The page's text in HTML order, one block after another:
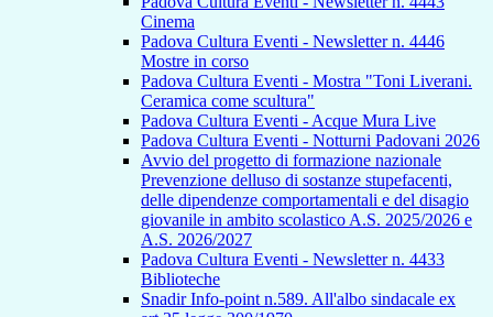
Cinema
Padova Cultura Eventi - Newsletter n. 4446
Mostre in corso
Padova Cultura Eventi - Mostra "Toni Liverani.
Ceramica come scultura"
Padova Cultura Eventi - Acque Mura Live
Padova Cultura Eventi - Notturni Padovani 2026
Avvio del progetto di formazione nazionale
Prevenzione delluso di sostanze stupefacenti,
delle dipendenze comportamentali e del disagio
giovanile in ambito scolastico A.S. 2025/2026 e
A.S. 2026/2027
Padova Cultura Eventi - Newsletter n. 4433
Biblioteche
Snadir Info-point n.589. All'albo sindacale ex